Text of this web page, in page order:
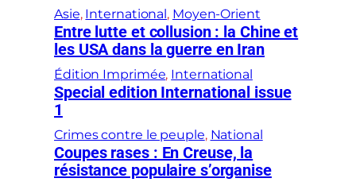
Asie, International , Moyen-Orient
Entre lutte et collusion : la Chine et
les USA dans la guerre en Iran
Édition Imprimée, International
Special edition International issue
1
Crimes contre le peuple, National
Coupes rases : En Creuse, la
résistance populaire s’organise